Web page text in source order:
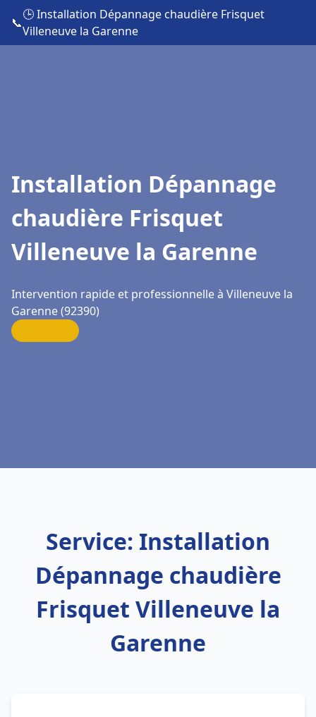
📞
🕒 Installation Dépannage chaudière Frisquet
Villeneuve la Garenne
Installation Dépannage
chaudière Frisquet
Villeneuve la Garenne
Intervention rapide et professionnelle à Villeneuve la
Garenne (92390)
Service: Installation
Dépannage chaudière
Frisquet Villeneuve la
Garenne